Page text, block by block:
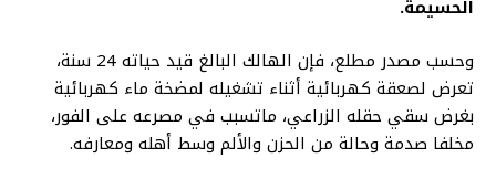
الحسيمة.
وحسب مصدر مطلع، فإن الهالك البالغ قيد حياته 24 سنة،
تعرض لصعقة كهربائية أثناء تشغيله لمضخة ماء كهربائية
بغرض سقي حقله الزراعي، ماتسبب في مصرعه على الفور،
مخلفا صدمة وحالة من الحزن والألم وسط أهله ومعارفه.